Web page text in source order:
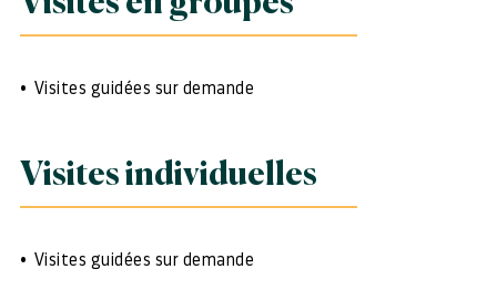
Visites guidées sur demande
Visites individuelles
Visites guidées sur demande